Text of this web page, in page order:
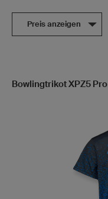
Preis anzeigen
Bowlingtrikot XPZ5 Pro